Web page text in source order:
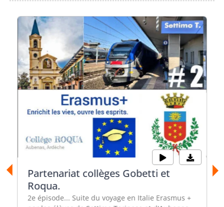
Partenariat collèges Gobetti et
Roqua.
2e épisode... Suite du voyage en Italie Erasmus +